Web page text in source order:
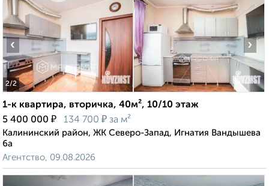
2/2
‹ ›
1-к квартира, вторичка, 40м², 10/10 этаж
5 400 000 ₽ 134 700 ₽ за м²
Калининский район, ЖК Северо-Запад, Игнатия Вандышева
6а
Агентство, 09.08.2026